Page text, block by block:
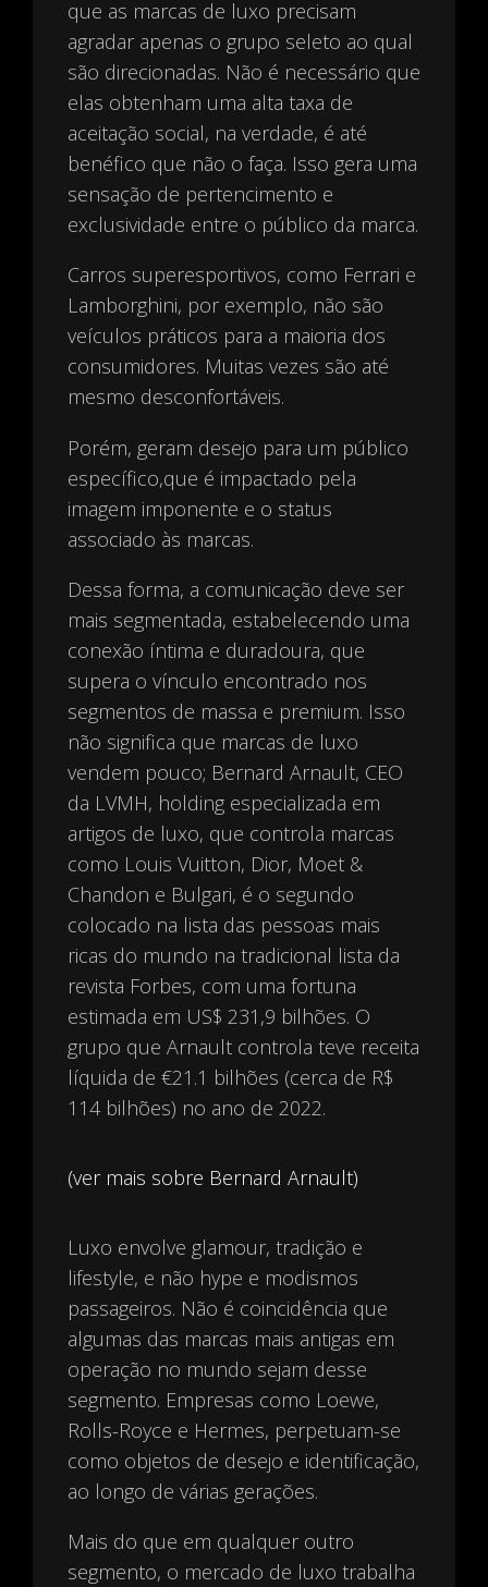
que as marcas de luxo precisam
agradar apenas o grupo seleto ao qual
são direcionadas. Não é necessário que
elas obtenham uma alta taxa de
aceitação social, na verdade, é até
benéfico que não o faça. Isso gera uma
sensação de pertencimento e
exclusividade entre o público da marca.
Carros superesportivos, como Ferrari e
Lamborghini, por exemplo, não são
veículos práticos para a maioria dos
consumidores. Muitas vezes são até
mesmo desconfortáveis.
Porém, geram desejo para um público
específico,que é impactado pela
imagem imponente e o status
associado às marcas.
Dessa forma, a comunicação deve ser
mais segmentada, estabelecendo uma
conexão íntima e duradoura, que
supera o vínculo encontrado nos
segmentos de massa e premium. Isso
não significa que marcas de luxo
vendem pouco; Bernard Arnault, CEO
da LVMH, holding especializada em
artigos de luxo, que controla marcas
como Louis Vuitton, Dior, Moet &
Chandon e Bulgari, é o segundo
colocado na lista das pessoas mais
ricas do mundo na tradicional lista da
revista Forbes, com uma fortuna
estimada em US$ 231,9 bilhões. O
grupo que Arnault controla teve receita
líquida de €21.1 bilhões (cerca de R$
114 bilhões) no ano de 2022.
(ver mais sobre Bernard Arnault)
Luxo envolve glamour, tradição e
lifestyle, e não hype e modismos
passageiros. Não é coincidência que
algumas das marcas mais antigas em
operação no mundo sejam desse
segmento. Empresas como Loewe,
Rolls-Royce e Hermes, perpetuam-se
como objetos de desejo e identificação,
ao longo de várias gerações.
Mais do que em qualquer outro
segmento, o mercado de luxo trabalha